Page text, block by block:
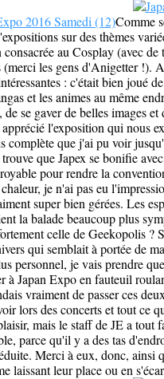
Comme
sur des thèmes
au Cosplay (avec
(merci les gens d'Anigetter !).
: c'était bien joué
et les animes au même
de se gaver de belles images
l'exposition qui nous
complète que j'ai pu voir
que Japex se bonifie
pour rendre la
je n'ai pas eu
super bien gérées. Les
la balade beaucoup plus
celle de Geekopolis ?
qui semblait à portée de
personnel, je vais prendre
à Japan Expo en fauteuil
vraiment de passer ces
lors des concerts et tout ce
mais le staff de JE a tout
parce qu'il y a des tas
Merci à eux, donc, ainsi
laissant leur place ou en